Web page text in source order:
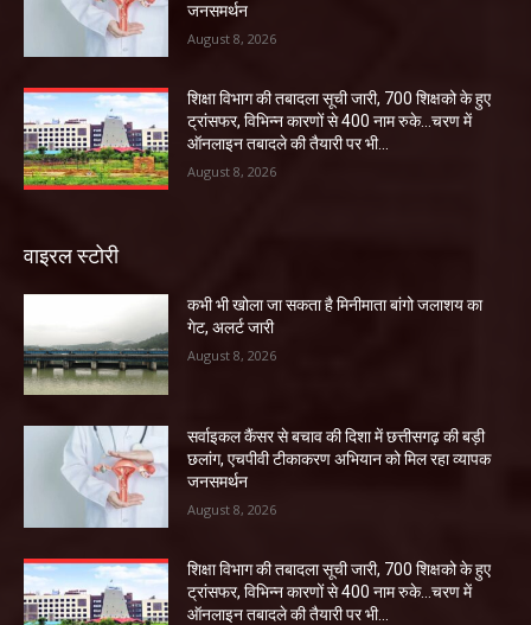
जनसमर्थन
August 8, 2026
शिक्षा विभाग की तबादला सूची जारी, 700 शिक्षको के हुए
ट्रांसफर, विभिन्न कारणों से 400 नाम रुके…चरण में
ऑनलाइन तबादले की तैयारी पर भी...
August 8, 2026
वाइरल स्टोरी
कभी भी खोला जा सकता है मिनीमाता बांगो जलाशय का
गेट, अलर्ट जारी
August 8, 2026
सर्वाइकल कैंसर से बचाव की दिशा में छत्तीसगढ़ की बड़ी
छलांग, एचपीवी टीकाकरण अभियान को मिल रहा व्यापक
जनसमर्थन
August 8, 2026
शिक्षा विभाग की तबादला सूची जारी, 700 शिक्षको के हुए
ट्रांसफर, विभिन्न कारणों से 400 नाम रुके…चरण में
ऑनलाइन तबादले की तैयारी पर भी...